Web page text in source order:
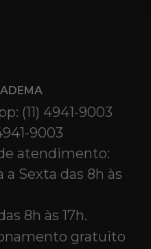
(11) 4941-9003
9003
atendimento:
a Sexta das 8h às
8h às 17h.
gratuito